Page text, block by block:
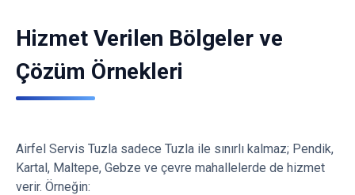
Hizmet Verilen Bölgeler ve
Çözüm Örnekleri
Airfel Servis Tuzla sadece Tuzla ile sınırlı kalmaz; Pendik,
Kartal, Maltepe, Gebze ve çevre mahallelerde de hizmet
verir. Örneğin: